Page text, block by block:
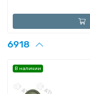
6918
В наличии